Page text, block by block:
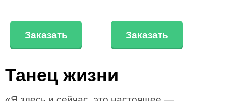
Заказать Заказать
Танец жизни